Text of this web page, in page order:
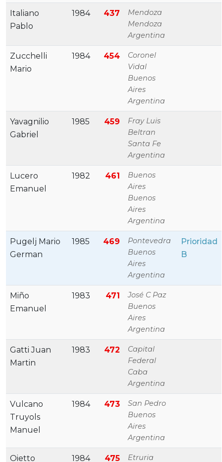
Italiano
Pablo
1984 437
Mendoza
Mendoza
Argentina
Zucchelli
Mario
1984 454
Coronel
Vidal
Buenos
Aires
Argentina
Yavagnilio
Gabriel
1985 459
Fray Luis
Beltran
Santa Fe
Argentina
Lucero
Emanuel
1982 461
Buenos
Aires
Buenos
Aires
Argentina
Pugelj Mario
German
1985 469
Pontevedra
Buenos
Aires
Argentina
Prioridad
B
Miño
Emanuel
1983 471
José C Paz
Buenos
Aires
Argentina
Gatti Juan
Martin
1983 472
Capital
Federal
Caba
Argentina
Vulcano
Truyols
Manuel
1984 473
San Pedro
Buenos
Aires
Argentina
Oietto 1984 475 Etruria